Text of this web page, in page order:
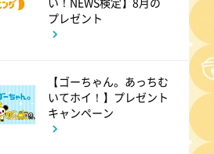
る。
And One
プレゼント
【ゴーちゃん。あっちむ
いてホイ！】プレゼント
キャンペーン